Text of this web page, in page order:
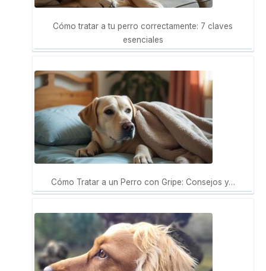
Cómo tratar a tu perro correctamente: 7 claves
esenciales
Cómo Tratar a un Perro con Gripe: Consejos y…